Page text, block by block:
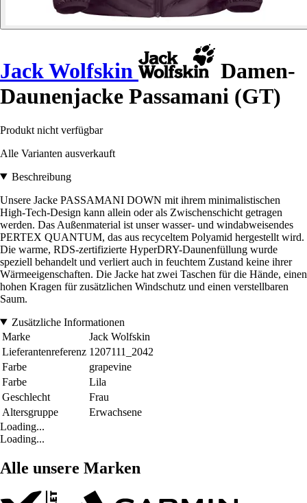
Jack Wolfskin
Damen-
Daunenjacke Passamani (GT)
Produkt nicht verfügbar
Alle Varianten ausverkauft
Beschreibung
Unsere Jacke PASSAMANI DOWN mit ihrem minimalistischen
High-Tech-Design kann allein oder als Zwischenschicht getragen
werden. Das Außenmaterial ist unser wasser- und windabweisendes
PERTEX QUANTUM, das aus recyceltem Polyamid hergestellt wird.
Die warme, RDS-zertifizierte HyperDRY-Daunenfüllung wurde
speziell behandelt und verliert auch in feuchtem Zustand keine ihrer
Wärmeeigenschaften. Die Jacke hat zwei Taschen für die Hände, einen
hohen Kragen für zusätzlichen Windschutz und einen verstellbaren
Saum.
Zusätzliche Informationen
Marke
Jack Wolfskin
Lieferantenreferenz 1207111_2042
Farbe
grapevine
Farbe
Lila
Geschlecht
Frau
Altersgruppe
Erwachsene
Loading...
Loading...
Alle unsere Marken